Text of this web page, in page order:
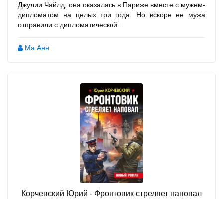
Джулии Чайлд, она оказалась в Париже вместе с мужем-
дипломатом на целых три года. Но вскоре ее мужа
отправили с дипломатической...
Ма Анн
Корчевский Юрий - Фронтовик стреляет наповал